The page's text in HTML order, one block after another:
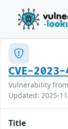
CVE-
Vulnerability from
Updated: 2025-
Title